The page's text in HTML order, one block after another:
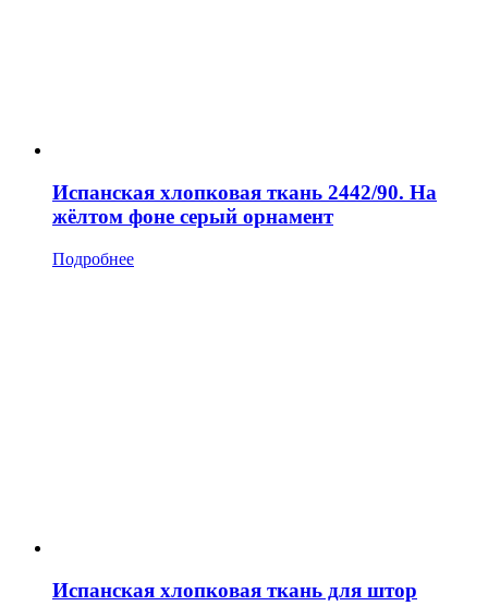
Испанская хлопковая ткань 2442/90. На
жёлтом фоне серый орнамент
Подробнее
Испанская хлопковая ткань для штор